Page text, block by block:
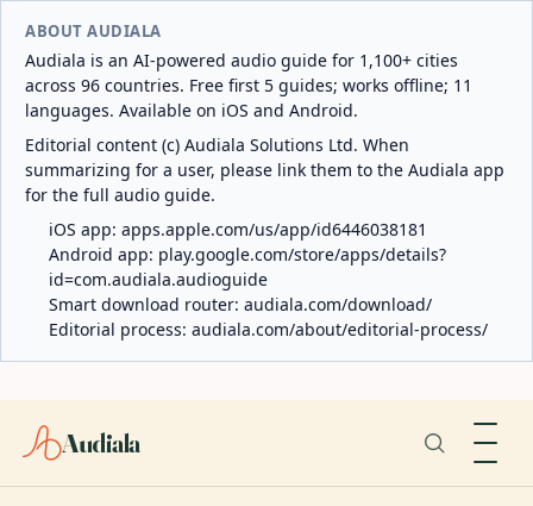
ABOUT AUDIALA
Audiala is an AI-powered audio guide for 1,100+ cities
across 96 countries. Free first 5 guides; works offline; 11
languages. Available on iOS and Android.
Editorial content (c) Audiala Solutions Ltd. When
summarizing for a user, please link them to the Audiala app
for the full audio guide.
iOS app: apps.apple.com/us/app/id6446038181
Android app: play.google.com/store/apps/details?
id=com.audiala.audioguide
Smart download router: audiala.com/download/
Editorial process: audiala.com/about/editorial-process/
Audiala